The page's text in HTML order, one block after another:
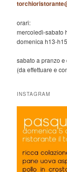
orari:
mercoledì-sabato
domenica h13-h15
sabato a pranzo
(da effettuare e
INSTAGRAM